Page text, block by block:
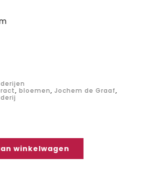
, bloemen, Jochem de Graaf,
winkelwagen